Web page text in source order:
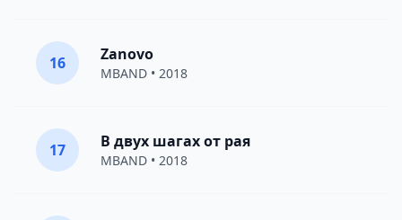
16 Zanovo
MBAND • 2018
17 В двух шагах от рая
MBAND • 2018